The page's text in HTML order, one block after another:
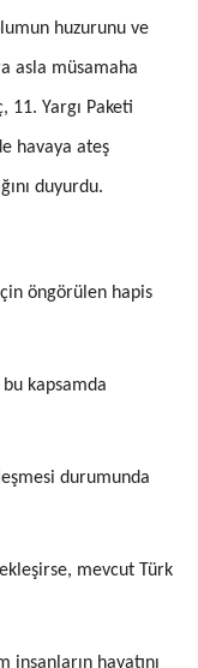
huzurunu ve
asla müsamaha
11. Yargı Paketi
havaya ateş
duyurdu.
öngörülen hapis
kapsamda
durumunda
mevcut Türk
insanların hayatını